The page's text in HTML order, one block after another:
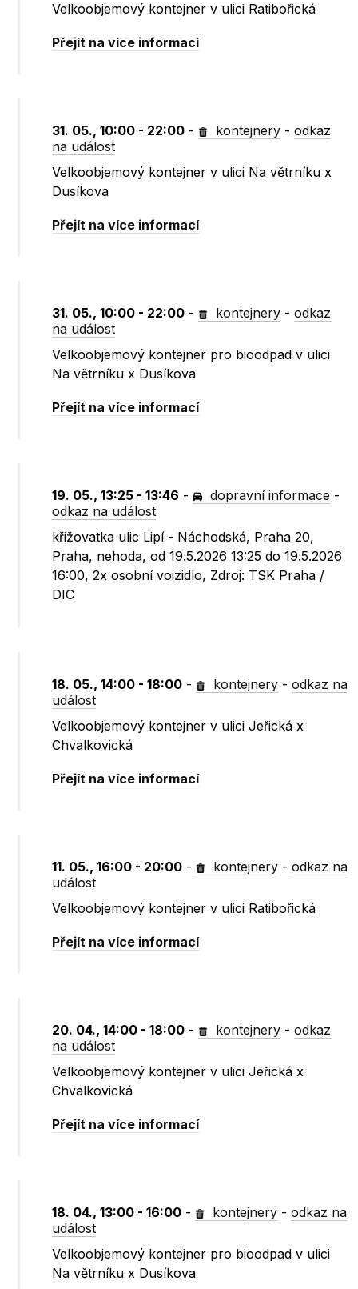
Velkoobjemový kontejner v ulici Ratibořická
Přejít na více informací
31. 05., 10:00 - 22:00 - kontejnery -odkaz
na událost
Velkoobjemový kontejner v ulici Na větrníku x
Dusíkova
Přejít na více informací
31. 05., 10:00 - 22:00 - kontejnery -odkaz
na událost
Velkoobjemový kontejner pro bioodpad v ulici
Na větrníku x Dusíkova
Přejít na více informací
19. 05., 13:25 - 13:46 - dopravní informace -
odkaz na událost
křižovatka ulic Lipí - Náchodská, Praha 20,
Praha, nehoda, od 19.5.2026 13:25 do 19.5.2026
16:00, 2x osobní voizidlo, Zdroj: TSK Praha /
DIC
18. 05., 14:00 - 18:00 - kontejnery -odkaz na
událost
Velkoobjemový kontejner v ulici Jeřická x
Chvalkovická
Přejít na více informací
11. 05., 16:00 - 20:00 - kontejnery -odkaz na
událost
Velkoobjemový kontejner v ulici Ratibořická
Přejít na více informací
20. 04., 14:00 - 18:00 - kontejnery -odkaz
na událost
Velkoobjemový kontejner v ulici Jeřická x
Chvalkovická
Přejít na více informací
18. 04., 13:00 - 16:00 - kontejnery -odkaz na
událost
Velkoobjemový kontejner pro bioodpad v ulici
Na větrníku x Dusíkova